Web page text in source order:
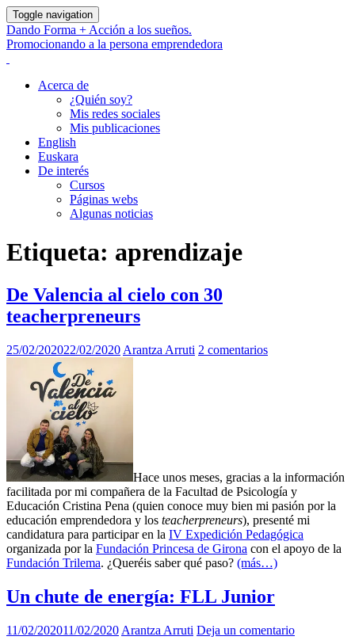
Toggle navigation
Dando Forma + Acción a los sueños.
Promocionando a la persona emprendedora
Acerca de
¿Quién soy?
Mis redes sociales
Mis publicaciones
English
Euskara
De interés
Cursos
Páginas webs
Algunas noticias
Etiqueta: aprendizaje
De Valencia al cielo con 30
teacherpreneurs
25/02/202022/02/2020 Arantza Arruti 2 comentarios
Hace unos meses, gracias a la información
facilitada por mi compañera de la Facultad de Psicología y
Educación Cristina Pena (quien conoce muy bien mi pasión por la
educación emprendedora y los teacherpreneurs), presenté mi
candidatura para participar en la IV Expedición Pedagógica
organizada por la Fundación Princesa de Girona con el apoyo de la
Fundación Trilema. ¿Queréis saber qué paso? (más…)
Un chute de energía: FLL Junior
11/02/202011/02/2020 Arantza Arruti Deja un comentario